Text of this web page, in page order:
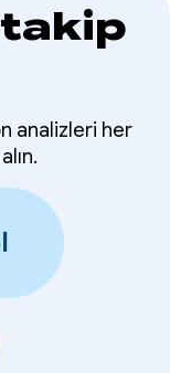
analizleri her